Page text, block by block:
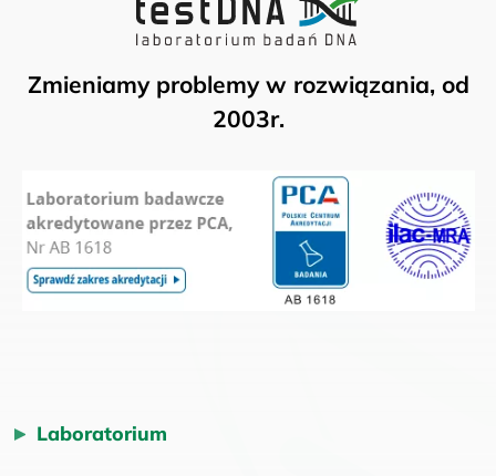
Zmieniamy problemy w rozwiązania, od
2003r.
Laboratorium